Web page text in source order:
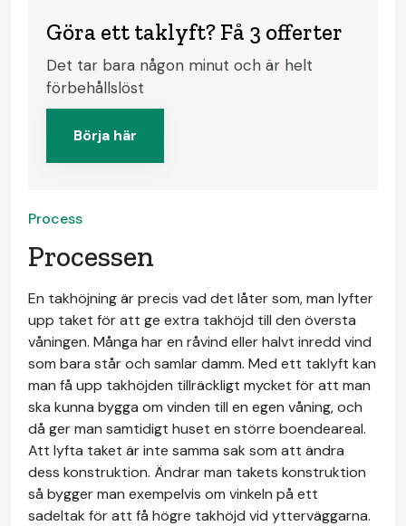
Göra ett taklyft? Få 3 offerter
Det tar bara någon minut och är helt
förbehållslöst
Börja här
Process
Processen
En takhöjning är precis vad det låter som, man lyfter
upp taket för att ge extra takhöjd till den översta
våningen. Många har en råvind eller halvt inredd vind
som bara står och samlar damm. Med ett taklyft kan
man få upp takhöjden tillräckligt mycket för att man
ska kunna bygga om vinden till en egen våning, och
då ger man samtidigt huset en större boendeareal.
Att lyfta taket är inte samma sak som att ändra
dess konstruktion. Ändrar man takets konstruktion
så bygger man exempelvis om vinkeln på ett
sadeltak för att få högre takhöjd vid ytterväggarna.